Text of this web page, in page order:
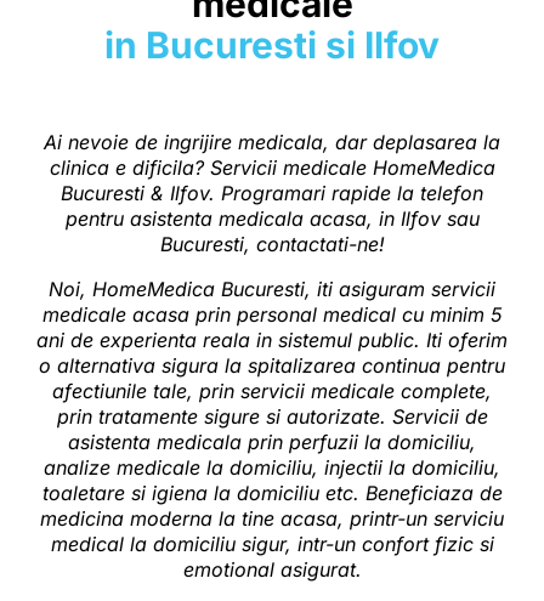
in Bucuresti si Ilfov
Ai nevoie de ingrijire medicala, dar deplasarea la
clinica e dificila? Servicii medicale HomeMedica
Bucuresti & Ilfov. Programari rapide la telefon
pentru asistenta medicala acasa, in Ilfov sau
Bucuresti, contactati-ne!
Noi, HomeMedica Bucuresti, iti asiguram servicii
medicale acasa prin personal medical cu minim 5
ani de experienta reala in sistemul public. Iti oferim
o alternativa sigura la spitalizarea continua pentru
afectiunile tale, prin servicii medicale complete,
prin tratamente sigure si autorizate. Servicii de
asistenta medicala prin perfuzii la domiciliu,
analize medicale la domiciliu, injectii la domiciliu,
toaletare si igiena la domiciliu etc. Beneficiaza de
medicina moderna la tine acasa, printr-un serviciu
medical la domiciliu sigur, intr-un confort fizic si
emotional asigurat.